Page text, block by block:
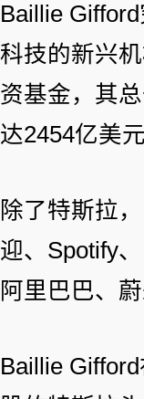
Baillie
科技的新兴
资基金，其
达2454亿美
除了特斯拉
迎、Spotify
阿里巴巴、
Baillie